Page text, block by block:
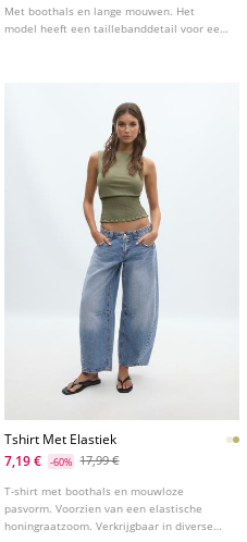
Met boothals en lange mouwen. Het
model heeft een taillebanddetail voor een
Tshirt Met Elastiek
7,19 €
-60% 17,99 €
T-shirt met boothals en mouwloze
pasvorm. Voorzien van een elastische
honingraatzoom. Verkrijgbaar in diverse